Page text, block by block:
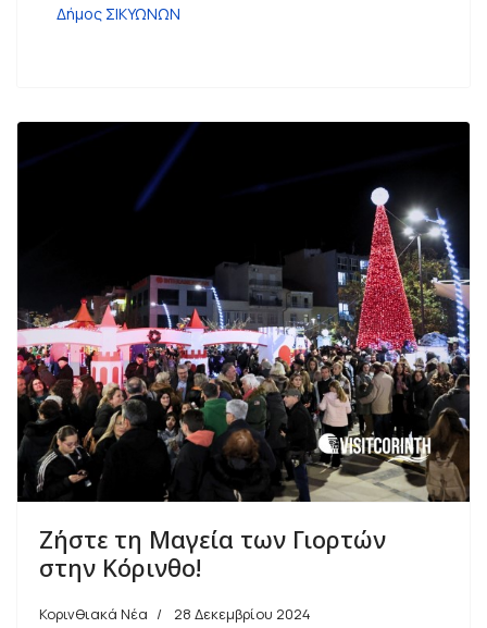
Δήμος ΣΙΚΥΩΝΩΝ
Ζήστε τη Μαγεία των Γιορτών
στην Κόρινθο!
Κορινθιακά Νέα 28 Δεκεμβρίου 2024